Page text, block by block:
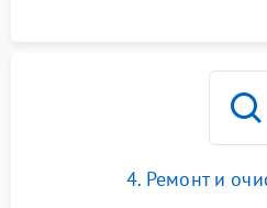
4. Ремонт и